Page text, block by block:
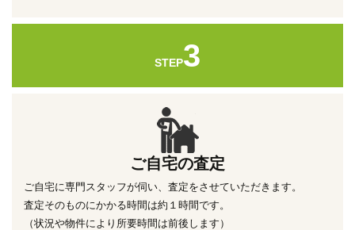
STEP3
ご自宅の査定
ご自宅に専門スタッフが伺い、査定をさせていただきます。
査定そのものにかかる時間は約１時間です。
（状況や物件により所要時間は前後します）